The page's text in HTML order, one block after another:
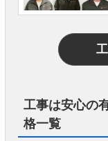
工事は安心の
格一覧